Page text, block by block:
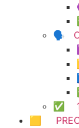
🗣️
✅
🟨